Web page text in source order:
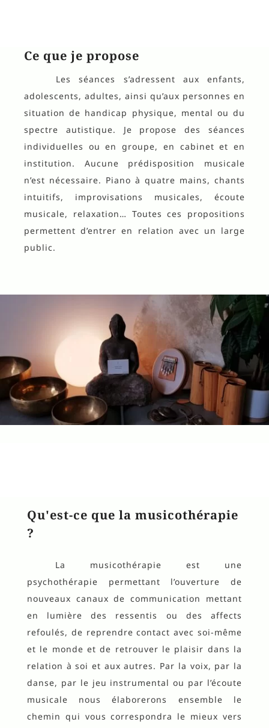
Ce que je propose
Les séances s’adressent aux enfants,
adolescents, adultes, ainsi qu’aux personnes en
situation de handicap physique, mental ou du
spectre autistique. Je propose des séances
individuelles ou en groupe, en cabinet et en
institution. Aucune prédisposition musicale
n’est nécessaire. Piano à quatre mains, chants
intuitifs, improvisations musicales, écoute
musicale, relaxation… Toutes ces propositions
permettent d’entrer en relation avec un large
public.
Qu'est-ce que la musicothérapie
?
La musicothérapie est une
psychothérapie permettant l’ouverture de
nouveaux canaux de communication mettant
en lumière des ressentis ou des affects
refoulés, de reprendre contact avec soi-même
et le monde et de retrouver le plaisir dans la
relation à soi et aux autres. Par la voix, par la
danse, par le jeu instrumental ou par l’écoute
musicale nous élaborerons ensemble le
chemin qui vous correspondra le mieux vers